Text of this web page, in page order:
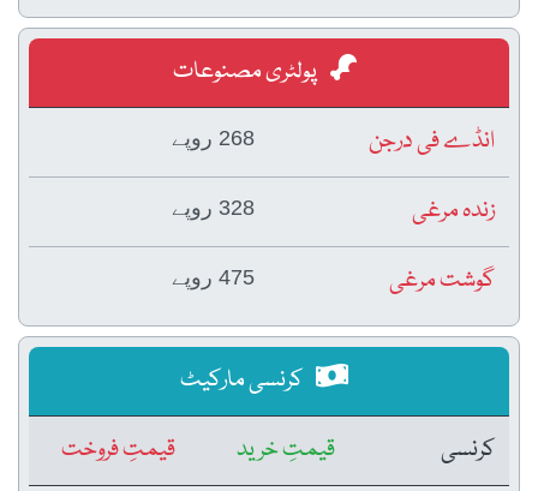
پولٹری مصنوعات
انڈے فی درجن
268 روپے
زندہ مرغی 328 روپے
گوشت مرغی 475 روپے
کرنسی مارکیٹ
کرنسی
قیمتِ خرید
قیمتِ فروخت